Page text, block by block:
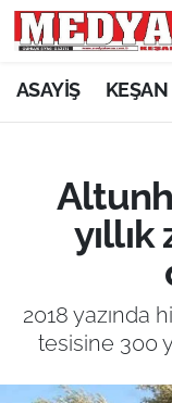
ASAYİŞ KEŞAN
2018 yazında
tesisine 300
KEŞAN
ASAYİŞ
SİYASET
GÜNDEM
EKONOMİ